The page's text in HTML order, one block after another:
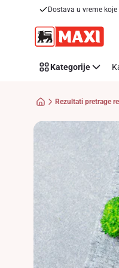
Dostava u vreme
Kategorije
Rezultati pretrage